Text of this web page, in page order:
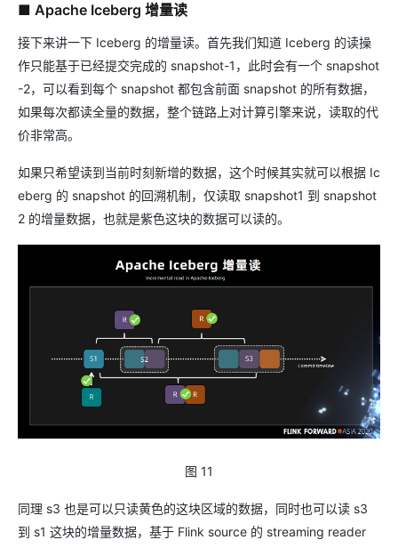
■ Apache Iceberg 增量读
接下来讲一下 Iceberg 的增量读。首先我们知道 Iceberg 的读操
作只能基于已经提交完成的 snapshot-1，此时会有一个 snapshot
-2，可以看到每个 snapshot 都包含前面 snapshot 的所有数据，
如果每次都读全量的数据，整个链路上对计算引擎来说，读取的代
价非常高。
如果只希望读到当前时刻新增的数据，这个时候其实就可以根据 Ic
eberg 的 snapshot 的回溯机制，仅读取 snapshot1 到 snapshot
2 的增量数据，也就是紫色这块的数据可以读的。
图 11
同理 s3 也是可以只读黄色的这块区域的数据，同时也可以读 s3
到 s1 这块的增量数据，基于 Flink source 的 streaming reader